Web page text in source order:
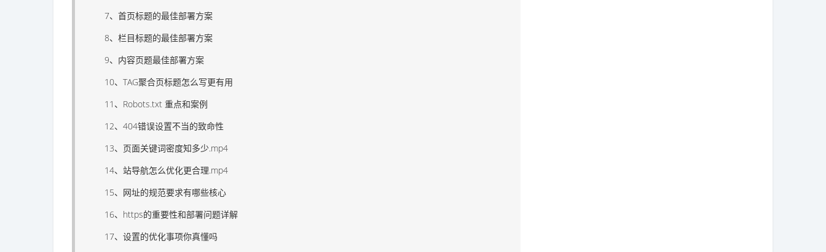
7、首页标题的最佳部署方案
8、栏目标题的最佳部署方案
9、内容页题最佳部署方案
10、TAG聚合页标题怎么写更有用
11、Robots.txt 重点和案例
12、404错误设置不当的致命性
13、页面关键词密度知多少.mp4
14、站导航怎么优化更合理.mp4
15、网址的规范要求有哪些核心
16、https的重要性和部署问题详解
17、设置的优化事项你真懂吗